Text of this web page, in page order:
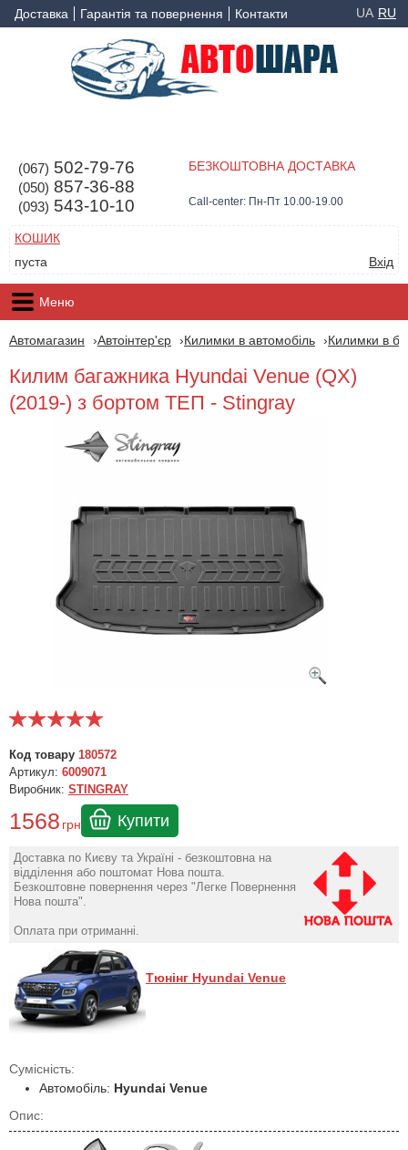
Доставка Гарантія та повернення Контакти UA RU
(067) 502-79-76
(050) 857-36-88
(093) 543-10-10
БЕЗКОШТОВНА ДОСТАВКА
Call-center: Пн-Пт 10.00-19.00
КОШИК
пуста
Вхід
Меню
Автомагазин Автоінтер'єр Килимки в автомобіль Килимки в
Килим багажника Hyundai Venue (QX)
(2019-) з бортом ТЕП - Stingray
Код товару 180572
Артикул: 6009071
Виробник: STINGRAY
1568 грн Купити
Доставка по Києву та Україні - безкоштовна на
відділення або поштомат Нова пошта.
Безкоштовне повернення через "Легке Повернення
Нова пошта".
Оплата при отриманні.
Тюнінг Hyundai Venue
Сумісність:
Автомобіль: Hyundai Venue
Опис: